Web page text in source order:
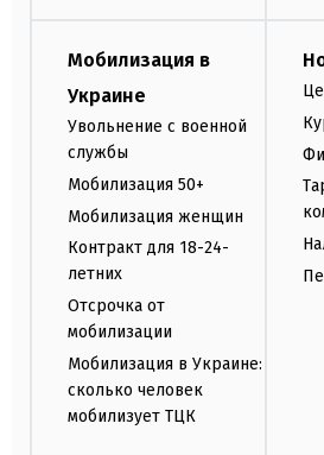
Мобилизация в
Украине
Увольнение с военной
службы
Мобилизация 50+
Мобилизация женщин
Контракт для 18-24-
летних
Отсрочка от
мобилизации
Мобилизация в Украине:
сколько человек
мобилизует ТЦК